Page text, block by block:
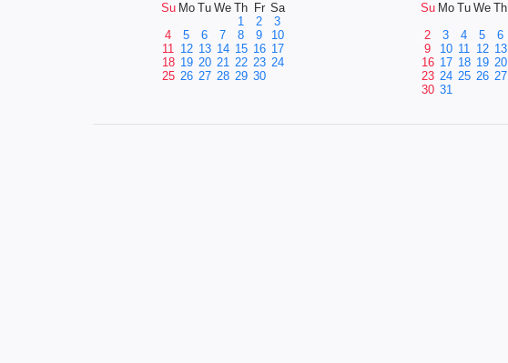
Su Mo Tu We Th Fr Sa
1
2
3
4
5 6 7 8 9
10
11 12 13 14 15 16 17
18 19 20 21 22 23 24
25 26 27 28 29 30
Su Mo Tu We Th
2
3 4 5 6
9
10 11 12 13
16 17 18 19 20
23 24 25 26 27
30 31